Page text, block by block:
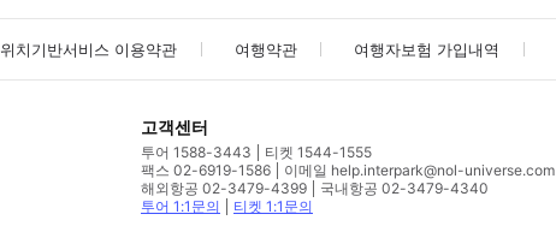
위치기반서비스 이용약관 여행약관 여행자보험 가입내역
고객센터
투어 1588-3443
티켓 1544-1555
팩스 02-6919-1586
이메일 help.interpark@nol-universe.com
해외항공 02-3479-4399
국내항공 02-3479-4340
투어 1:1문의
티켓 1:1문의